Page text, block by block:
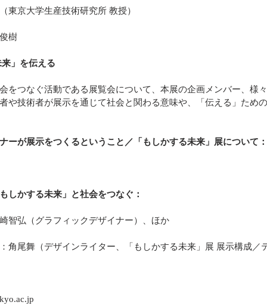
東京大学生産技術研究所 教授）
樹
」を伝える
をつなぐ活動である展覧会について、本展の企画メンバー、様
や技術者が展示を通じて社会と関わる意味や、「伝える」ため
ーが展示をつくるということ／「もしかする未来」展について
しかする未来」と社会をつなぐ：
智弘（グラフィックデザイナー）、ほか
角尾舞（デザインライター、「もしかする未来」展 展示構成／